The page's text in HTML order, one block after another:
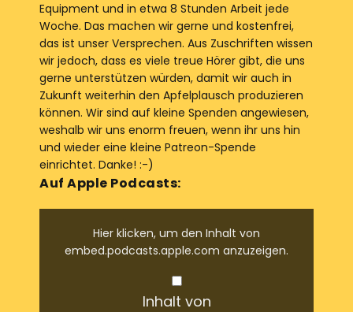
Equipment und in etwa 8 Stunden Arbeit jede
Woche. Das machen wir gerne und kostenfrei,
das ist unser Versprechen. Aus Zuschriften wissen
wir jedoch, dass es viele treue Hörer gibt, die uns
gerne unterstützen würden, damit wir auch in
Zukunft weiterhin den Apfelplausch produzieren
können. Wir sind auf kleine Spenden angewiesen,
weshalb wir uns enorm freuen, wenn ihr uns hin
und wieder eine kleine Patreon-Spende
einrichtet. Danke! :-)
Auf Apple Podcasts:
Hier klicken, um den Inhalt von
embed.podcasts.apple.com anzuzeigen.
Inhalt von